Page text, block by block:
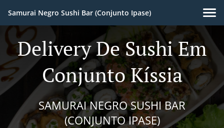
Samurai Negro Sushi Bar (Conjunto Ipase)
Delivery De Sushi Em
Conjunto Kíssia
SAMURAI NEGRO SUSHI BAR
(CONJUNTO IPASE)